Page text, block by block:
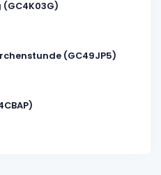
(GC49JP5)